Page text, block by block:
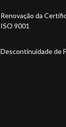
Renovação da
ISO 9001
Descontinuidade de